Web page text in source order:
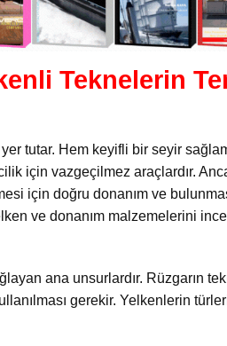
Teknelerin
tutar. Hem keyifli bir seyir
için vazgeçilmez araçlardır.
için doğru donanım ve
ve donanım malzemelerini
ana unsurlardır. Rüzgarın
gerekir. Yelkenlerin